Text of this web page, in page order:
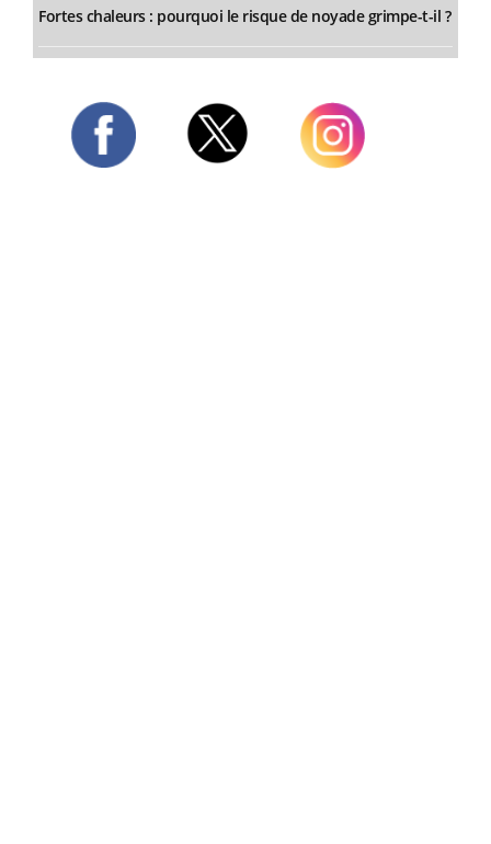
Fortes chaleurs : pourquoi le risque de noyade grimpe-t-il ?